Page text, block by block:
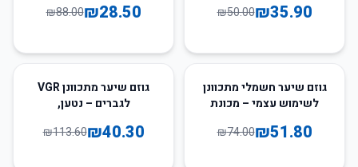
₪35.90
₪50.00
ומשחקי כדור
₪28.50
₪88.00
30%גוזם שיער חשמלי מתכוונן
לשימוש עצמי – מכונת
דיוק לפנים
₪51.80
₪74.00
65
גוזם שיער מתכוונן VGR
לגברים – נטען,
תספורות
₪40.30
₪113.60